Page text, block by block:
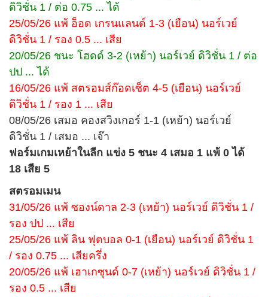
ดิวิชั่น 1 / ต่อ 0.75 ... ได้
25/05/26 แพ้ อ็อด เกรนแลนด์ 1-3 (เยือน) นอร์เวย์
ดิวิชั่น 1 / รอง 0.5 ... เสีย
20/05/26 ชนะ โฮดด์ 3-2 (เหย้า) นอร์เวย์ ดิวิชั่น 1 / ต่อ
ปป ... ได้
16/05/26 แพ้ สตรอมส์ก๊อดเซ็ต 4-5 (เยือน) นอร์เวย์
ดิวิชั่น 1 / รอง 1 ... เสีย
08/05/26 เสมอ คองสวิงเกอร์ 1-1 (เหย้า) นอร์เวย์
ดิวิชั่น 1 / เสมอ ... เจ๊า
ฟอร์มเกมเหย้าในลีก แข่ง 5 ชนะ 4 เสมอ 1 แพ้ 0 ได้
18 เสีย 5
สตรอมเมน
31/05/26 แพ้ ซองน์ดาล 2-3 (เหย้า) นอร์เวย์ ดิวิชั่น 1 /
รอง ปป ... เสีย
25/05/26 แพ้ ลิน ฟุตบอล 0-1 (เยือน) นอร์เวย์ ดิวิชั่น 1
/ รอง 0.75 ... เสียครึ่ง
20/05/26 แพ้ เฮาเกซุนด์ 0-7 (เหย้า) นอร์เวย์ ดิวิชั่น 1 /
รอง 0.5 ... เสีย